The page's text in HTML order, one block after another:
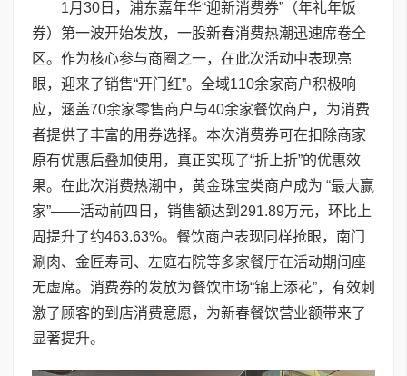
1月30日，浦东嘉年华“迎新消费券”（年礼年饭
券）第一波开始发放，一股新春消费热潮迅速席卷全
区。作为核心参与商圈之一，在此次活动中表现亮
眼，迎来了销售“开门红”。全域110余家商户积极响
应，涵盖70余家零售商户与40余家餐饮商户，为消费
者提供了丰富的用券选择。本次消费券可在扣除商家
原有优惠后叠加使用，真正实现了“折上折”的优惠效
果。在此次消费热潮中，黄金珠宝类商户成为 “最大赢
家”——活动前四日，销售额达到291.89万元，环比上
周提升了约463.63%。餐饮商户表现同样抢眼，南门
涮肉、金匠寿司、左庭右院等多家餐厅在活动期间座
无虚席。消费券的发放为餐饮市场“锦上添花”，有效刺
激了顾客的到店消费意愿，为新春餐饮营业额带来了
显著提升。